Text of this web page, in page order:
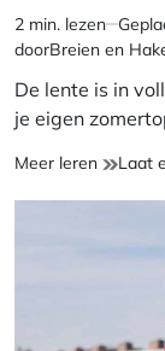
Geschatte
leestijd
2 min. lezen
doorBreien en
De lente is in
je eigen
Meer leren Breien
luchtige
Laat